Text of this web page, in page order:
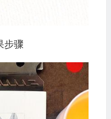
步骤